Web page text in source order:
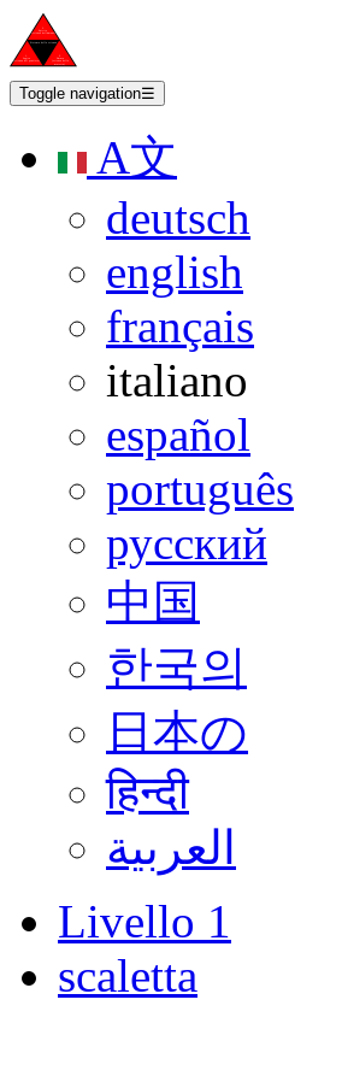
Toggle navigation☰
A文
deutsch
english
français
italiano
español
português
русский
中国
한국의
日本の
हिन्दी
العربية
Livello 1
scaletta